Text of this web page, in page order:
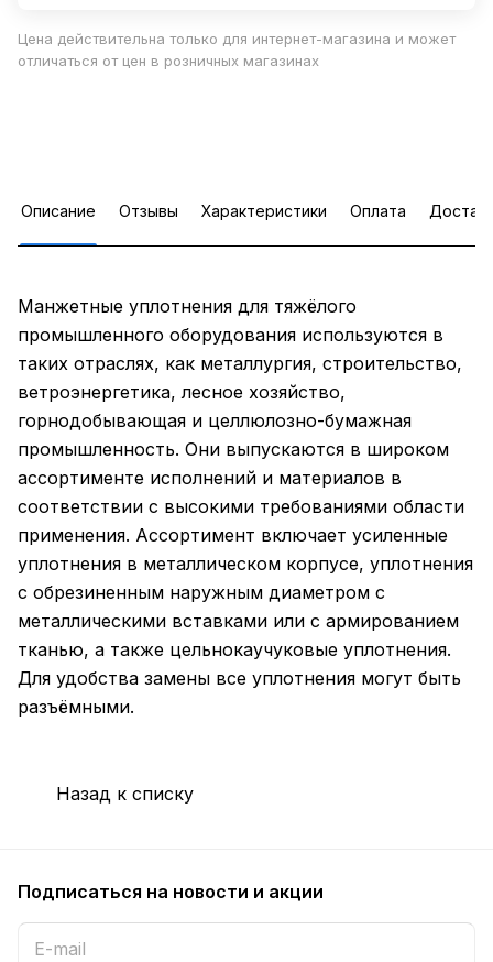
Цена действительна только для интернет-магазина и может
отличаться от цен в розничных магазинах
Описание Отзывы Характеристики Оплата
Манжетные уплотнения для тяжёлого
промышленного оборудования используются в
таких отраслях, как металлургия, строительство,
ветроэнергетика, лесное хозяйство,
горнодобывающая и целлюлозно-бумажная
промышленность. Они выпускаются в широком
ассортименте исполнений и материалов в
соответствии с высокими требованиями области
применения. Ассортимент включает усиленные
уплотнения в металлическом корпусе, уплотнения
с обрезиненным наружным диаметром с
металлическими вставками или с армированием
тканью, а также цельнокаучуковые уплотнения.
Для удобства замены все уплотнения могут быть
разъёмными.
Назад к списку
Подписаться на новости и акции